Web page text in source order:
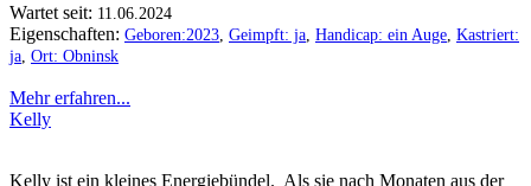
Wartet seit: 11.06.2024
Eigenschaften: Geboren:2023 Geimpft: ja Handicap: ein Auge Kastriert:
ja Ort: Obninsk
Mehr erfahren...
Kelly
Kelly ist ein kleines Energiebündel. Als sie nach Monaten aus der